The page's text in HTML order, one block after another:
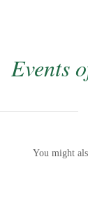
Events
You might